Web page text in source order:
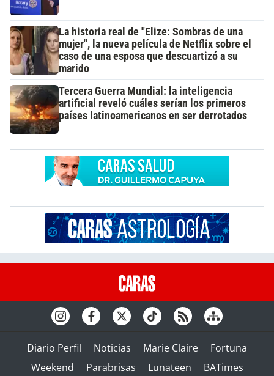
La historia real de "Elize: Sombras de una
mujer", la nueva película de Netflix sobre el
caso de una esposa que descuartizó a su
marido
Tercera Guerra Mundial: la inteligencia
artificial reveló cuáles serían los primeros
países latinoamericanos en ser derrotados
Diario Perfil Noticias Marie Claire
Fortuna
Weekend
Parabrisas Lunateen BATimes